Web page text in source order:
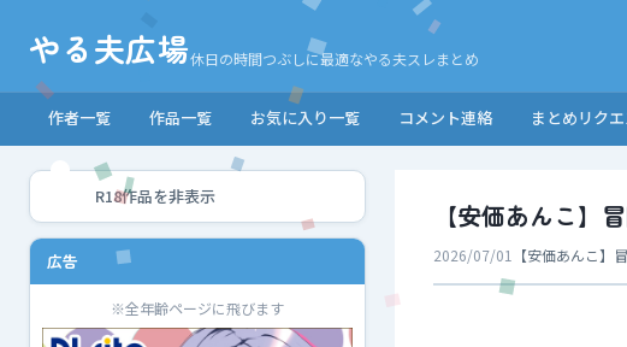
やる夫広場休日の時間つぶしに最適なやる夫スレまとめ
作者一覧 作品一覧 お気に入り一覧 コメント連絡 まとめリク
R18作品を非表示
広告
※全年齢ページに飛びます
【安価あんこ
2026/07/01 【安価あんこ】